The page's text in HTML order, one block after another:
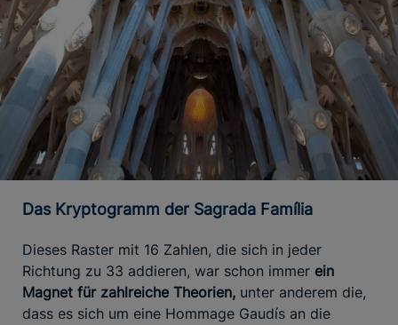
Das Kryptogramm der Sagrada Família
Dieses Raster mit 16 Zahlen, die sich in jeder
Richtung zu 33 addieren, war schon immer ein
Magnet für zahlreiche Theorien, unter anderem die,
dass es sich um eine Hommage Gaudís an die